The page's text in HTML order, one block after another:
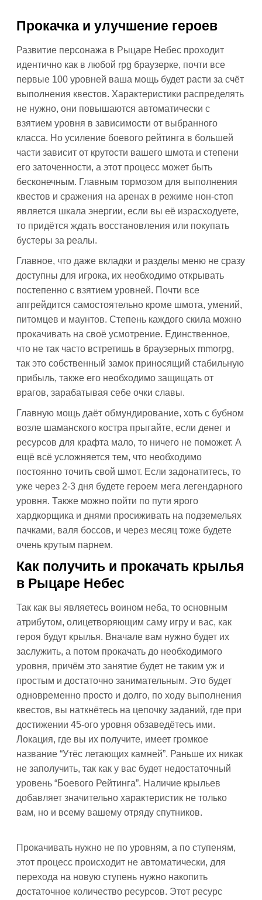
Прокачка и улучшение героев
Развитие персонажа в Рыцаре Небес проходит
идентично как в любой rpg браузерке, почти все
первые 100 уровней ваша мощь будет расти за счёт
выполнения квестов. Характеристики распределять
не нужно, они повышаются автоматически с
взятием уровня в зависимости от выбранного
класса. Но усиление боевого рейтинга в большей
части зависит от крутости вашего шмота и степени
его заточенности, а этот процесс может быть
бесконечным. Главным тормозом для выполнения
квестов и сражения на аренах в режиме нон-стоп
является шкала энергии, если вы её израсходуете,
то придётся ждать восстановления или покупать
бустеры за реалы.
Главное, что даже вкладки и разделы меню не сразу
доступны для игрока, их необходимо открывать
постепенно с взятием уровней. Почти все
апгрейдится самостоятельно кроме шмота, умений,
питомцев и маунтов. Степень каждого скила можно
прокачивать на своё усмотрение. Единственное,
что не так часто встретишь в браузерных mmorpg,
так это собственный замок приносящий стабильную
прибыль, также его необходимо защищать от
врагов, зарабатывая себе очки славы.
Главную мощь даёт обмундирование, хоть с бубном
возле шаманского костра прыгайте, если денег и
ресурсов для крафта мало, то ничего не поможет. А
ещё всё усложняется тем, что необходимо
постоянно точить свой шмот. Если задонатитесь, то
уже через 2-3 дня будете героем мега легендарного
уровня. Также можно пойти по пути ярого
хардкорщика и днями просиживать на подземельях
пачками, валя боссов, и через месяц тоже будете
очень крутым парнем.
Как получить и прокачать крылья
в Рыцаре Небес
Так как вы являетесь воином неба, то основным
атрибутом, олицетворяющим саму игру и вас, как
героя будут крылья. Вначале вам нужно будет их
заслужить, а потом прокачать до необходимого
уровня, причём это занятие будет не таким уж и
простым и достаточно занимательным. Это будет
одновременно просто и долго, по ходу выполнения
квестов, вы наткнётесь на цепочку заданий, где при
достижении 45-ого уровня обзаведётесь ими.
Локация, где вы их получите, имеет громкое
название “Утёс летающих камней”. Раньше их никак
не заполучить, так как у вас будет недостаточный
уровень “Боевого Рейтинга”. Наличие крыльев
добавляет значительно характеристик не только
вам, но и всему вашему отряду спутников.
Прокачивать нужно не по уровням, а по ступеням,
этот процесс происходит не автоматически, для
перехода на новую ступень нужно накопить
достаточное количество ресурсов. Этот ресурс